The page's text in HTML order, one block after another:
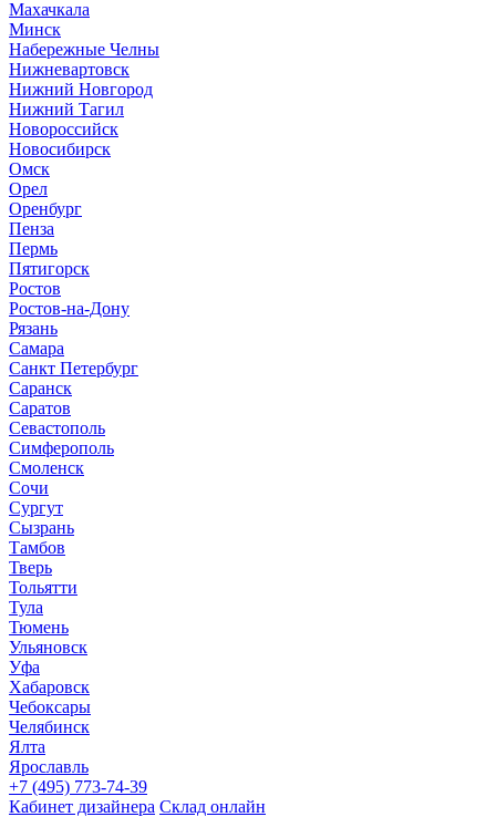
Махачкала
Минск
Набережные Челны
Нижневартовск
Нижний Новгород
Нижний Тагил
Новороссийск
Новосибирск
Омск
Орел
Оренбург
Пенза
Пермь
Пятигорск
Ростов
Ростов-на-Дону
Рязань
Самара
Санкт Петербург
Саранск
Саратов
Севастополь
Симферополь
Смоленск
Сочи
Сургут
Сызрань
Тамбов
Тверь
Тольятти
Тула
Тюмень
Ульяновск
Уфа
Хабаровск
Чебоксары
Челябинск
Ялта
Ярославль
+7 (495) 773-74-39
Кабинет дизайнера Склад онлайн